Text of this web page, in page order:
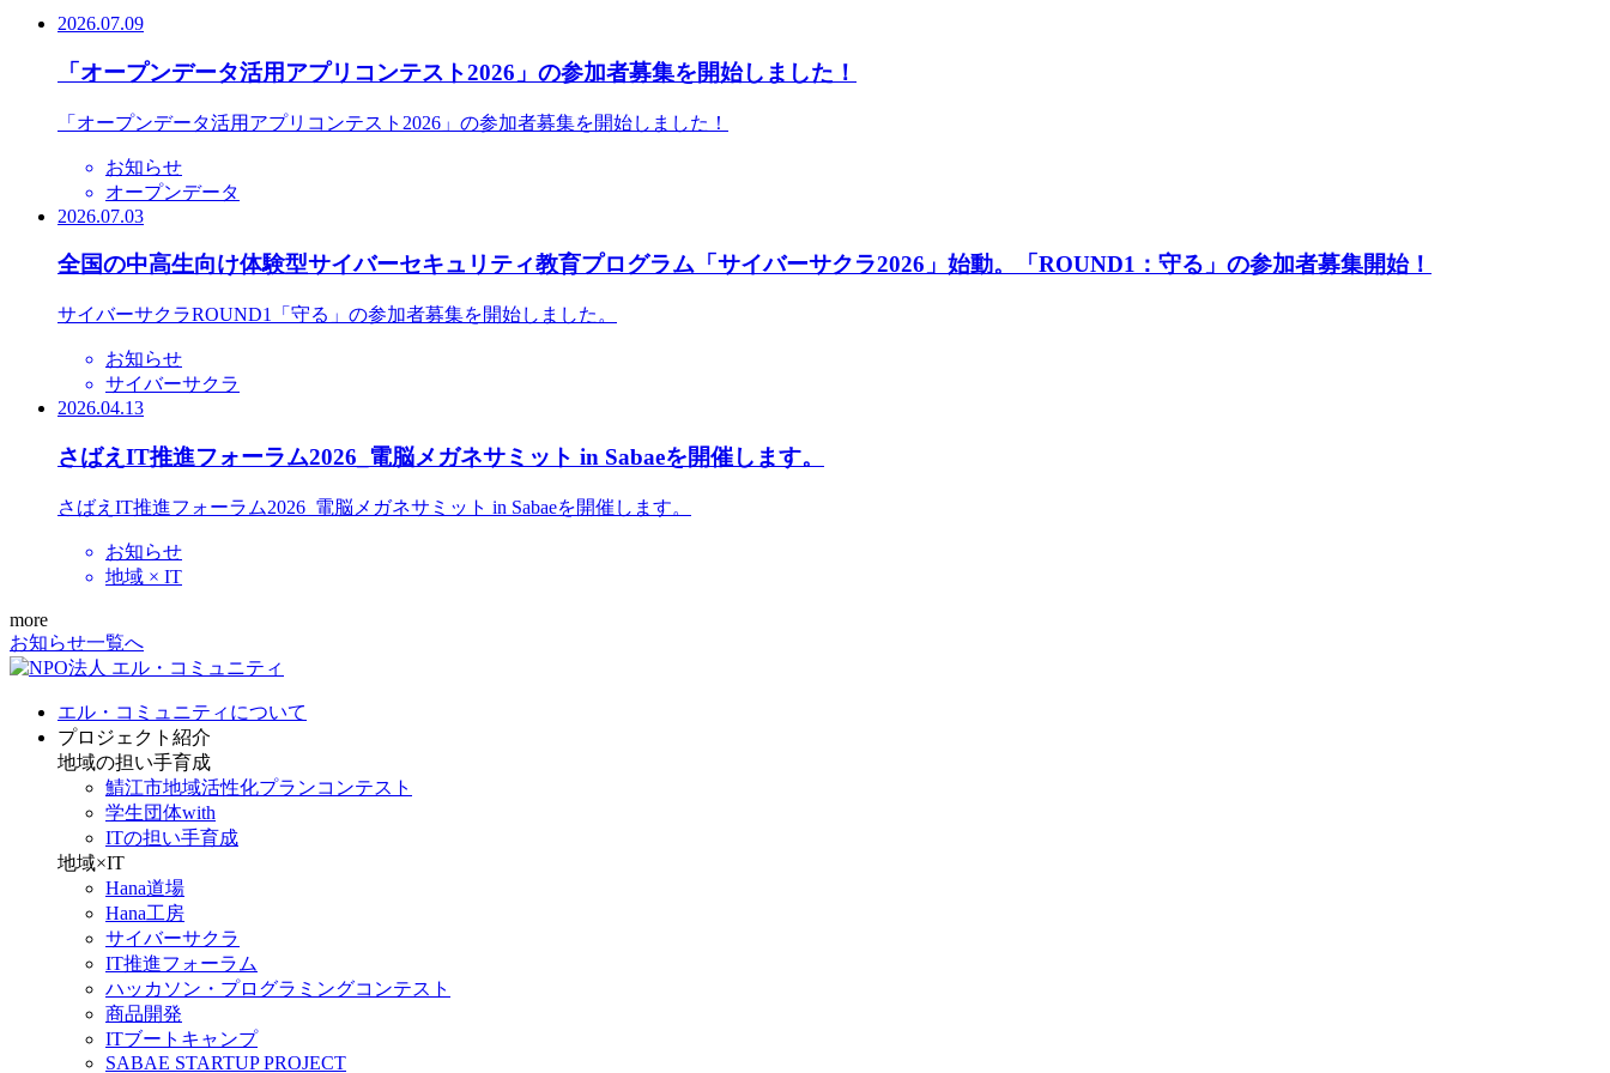
2026.07.09
「オープンデータ活用アプリコンテスト2026」の参加者募集を開始しました！
「オープンデータ活用アプリコンテスト2026」の参加者募集を開始しました！
お知らせ
オープンデータ
2026.07.03
全国の中高生向け体験型サイバーセキュリティ教育プログラム「サイバーサクラ2026」始動。「ROUND1：守る」の参加者募集開始！
サイバーサクラROUND1「守る」の参加者募集を開始しました。
お知らせ
サイバーサクラ
2026.04.13
さばえIT推進フォーラム2026_電脳メガネサミット in Sabaeを開催します。
さばえIT推進フォーラム2026_電脳メガネサミット in Sabaeを開催します。
お知らせ
地域 × IT
more
お知らせ一覧へ
エル・コミュニティについて
プロジェクト紹介
地域の担い手育成
鯖江市地域活性化プランコンテスト
学生団体with
ITの担い手育成
地域×IT
Hana道場
Hana工房
サイバーサクラ
IT推進フォーラム
ハッカソン・プログラミングコンテスト
商品開発
ITブートキャンプ
SABAE STARTUP PROJECT